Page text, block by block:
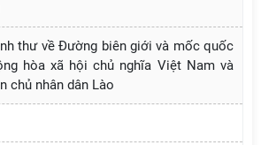
thư về Đường biên giới và mốc quốc
hòa xã hội chủ nghĩa Việt Nam và
chủ nhân dân Lào